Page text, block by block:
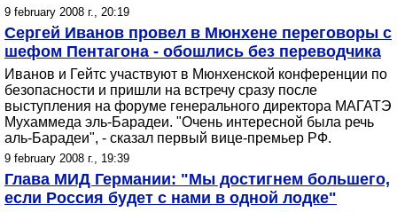
9 february 2008 г., 20:19
Сергей Иванов провел в Мюнхене переговоры с
шефом Пентагона - обошлись без переводчика
Иванов и Гейтс участвуют в Мюнхенской конференции по
безопасности и пришли на встречу сразу после
выступления на форуме генерального директора МАГАТЭ
Мухаммеда эль-Барадеи. "Очень интересной была речь
аль-Барадеи", - сказал первый вице-премьер РФ.
9 february 2008 г., 19:39
Глава МИД Германии: "Мы достигнем большего,
если Россия будет с нами в одной лодке"